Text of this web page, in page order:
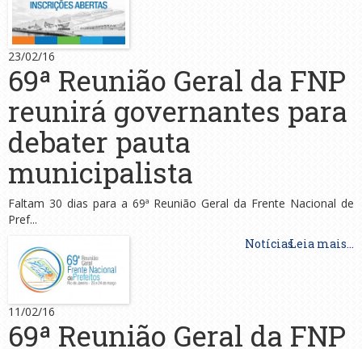
23/02/16
69ª Reunião Geral da FNP
reunirá governantes para
debater pauta
municipalista
Faltam 30 dias para a 69ª Reunião Geral da Frente Nacional de
Pref...
NotíciasLeia mais...
11/02/16
69ª Reunião Geral da FNP